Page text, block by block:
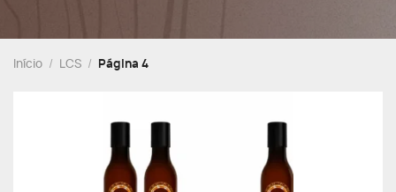
Início / LCS / Página 4